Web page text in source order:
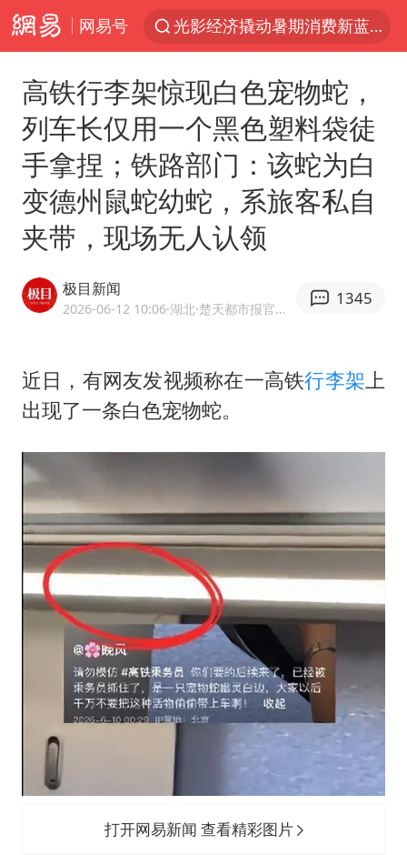
网易号
《欢迎来龙餐馆》口碑
西湖突现狂风暴雨 游客瞬间被浇透
“不怕六爷挂得多 就怕六爷挂一颗”
视频丨中国东方电气集团原党组副书记、董事宋致远被查
杭州全市有序停课
直击东北超：哈尔滨vs通辽
白海豚将正面袭击贯穿浙江
郑丽文：台湾从来没有“独立”过
上半年国内手机销量TOP30出炉
梁家辉百花奖演讲落泪
人民的健康、体质、幸福一脉相承
高铁行李架惊现白色宠物蛇，
列车长仅用一个黑色塑料袋徒
手拿捏；铁路部门：该蛇为白
变德州鼠蛇幼蛇，系旅客私自
夹带，现场无人认领
极目新闻
2026-06-12 10:06·湖北 ·楚天都市报官方网易号
1345
近日，有网友发视频称在一高铁行李架上
出现了一条白色宠物蛇。
打开网易新闻 查看精彩图片